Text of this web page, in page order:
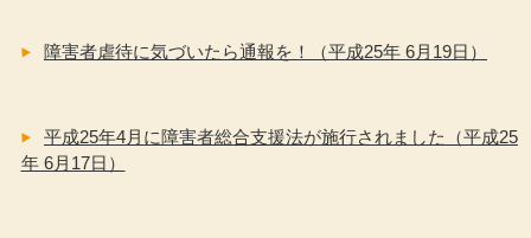
障害者虐待に気づいたら通報を！（平成25年 6月19日）
平成25年4月に障害者総合支援法が施行されました（平成25
年 6月17日）